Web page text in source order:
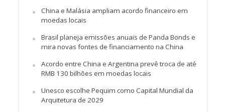
China e Malásia ampliam acordo financeiro em
moedas locais
Brasil planeja emissões anuais de Panda Bonds e
mira novas fontes de financiamento na China
Acordo entre China e Argentina prevê troca de até
RMB 130 bilhões em moedas locais
Unesco escolhe Pequim como Capital Mundial da
Arquitetura de 2029